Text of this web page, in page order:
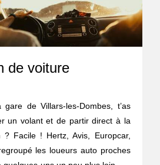
de voiture
de Villars-les-Dombes, t’as
un volant et de partir direct à la
? Facile ! Hertz, Avis, Europcar,
les loueurs auto proches